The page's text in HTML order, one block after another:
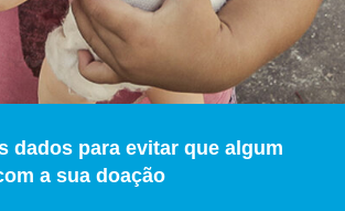
dados para evitar que algum
a sua doação